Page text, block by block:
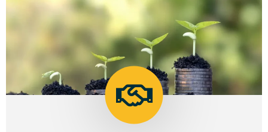
01
L'entreprise PAWA bénéficie d'un réseau de
partenaires établis